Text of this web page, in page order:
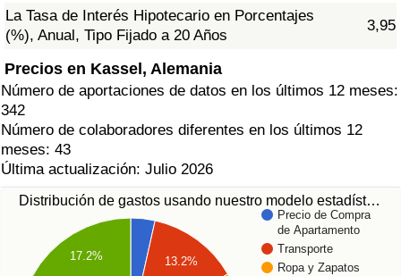
La Tasa de Interés Hipotecario en Porcentajes
(%), Anual, Tipo Fijado a 20 Años
3,95
Precios en Kassel, Alemania
Número de aportaciones de datos en los últimos 12 meses:
342
Número de colaboradores diferentes en los últimos 12
meses: 43
Última actualización: Julio 2026
Distribución de gastos usando nuestro modelo estadíst…
Precio de Compra
de Apartamento
Transporte
Ropa y Zapatos
13.2%
17.2%